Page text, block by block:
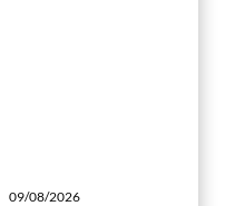
09/08/2026